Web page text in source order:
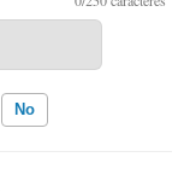
No